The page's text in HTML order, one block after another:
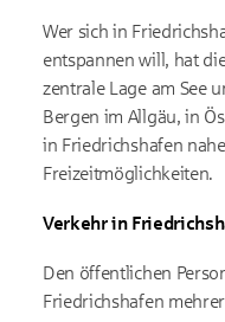
Wer sich in
entspannen will, hat
zentrale Lage am See
Bergen im Allgäu, in
in Friedrichshafen
Freizeitmöglichkeiten.
Verkehr in
Den öffentlichen
Friedrichshafen